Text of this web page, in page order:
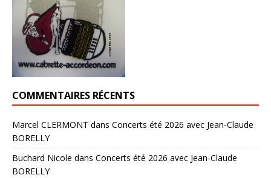
COMMENTAIRES RÉCENTS
Marcel CLERMONT dans Concerts été 2026 avec Jean-Claude
BORELLY
Buchard Nicole dans Concerts été 2026 avec Jean-Claude
BORELLY